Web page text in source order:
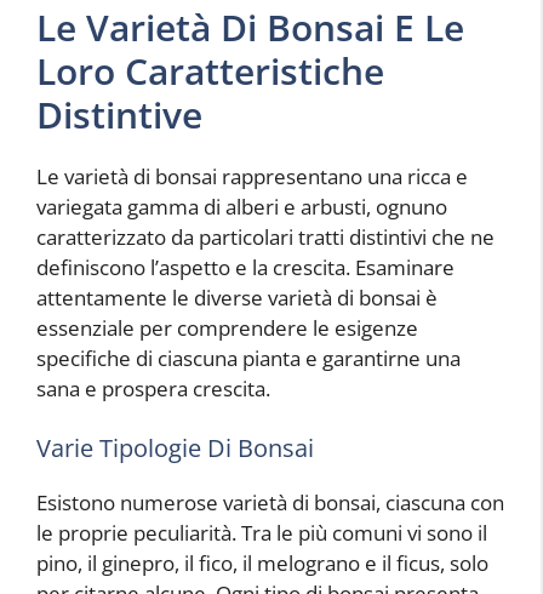
Le Varietà Di Bonsai E Le
Loro Caratteristiche
Distintive
Le varietà di bonsai rappresentano una ricca e
variegata gamma di alberi e arbusti, ognuno
caratterizzato da particolari tratti distintivi che ne
definiscono l’aspetto e la crescita. Esaminare
attentamente le diverse varietà di bonsai è
essenziale per comprendere le esigenze
specifiche di ciascuna pianta e garantirne una
sana e prospera crescita.
Varie Tipologie Di Bonsai
Esistono numerose varietà di bonsai, ciascuna con
le proprie peculiarità. Tra le più comuni vi sono il
pino, il ginepro, il fico, il melograno e il ficus, solo